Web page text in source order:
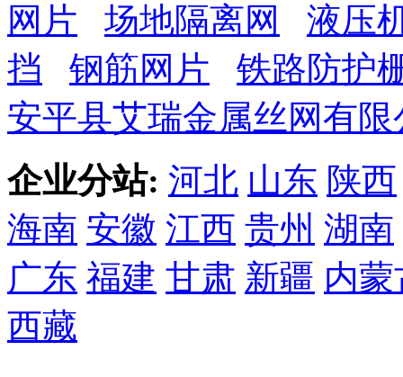
网片
场地隔离网
液压
挡
钢筋网片
铁路防护
安平县艾瑞金属丝网有限
企业分站: 河北 山东 陕西
海南 安徽 江西 贵州 湖南
广东 福建 甘肃 新疆 内蒙
西藏